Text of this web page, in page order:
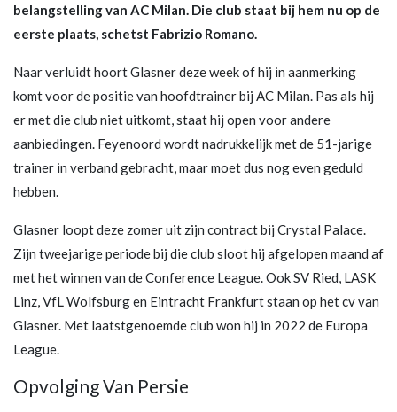
belangstelling van AC Milan. Die club staat bij hem nu op de
eerste plaats, schetst Fabrizio Romano.
Naar verluidt hoort Glasner deze week of hij in aanmerking
komt voor de positie van hoofdtrainer bij AC Milan. Pas als hij
er met die club niet uitkomt, staat hij open voor andere
aanbiedingen. Feyenoord wordt nadrukkelijk met de 51-jarige
trainer in verband gebracht, maar moet dus nog even geduld
hebben.
Glasner loopt deze zomer uit zijn contract bij Crystal Palace.
Zijn tweejarige periode bij die club sloot hij afgelopen maand af
met het winnen van de Conference League. Ook SV Ried, LASK
Linz, VfL Wolfsburg en Eintracht Frankfurt staan op het cv van
Glasner. Met laatstgenoemde club won hij in 2022 de Europa
League.
Opvolging Van Persie